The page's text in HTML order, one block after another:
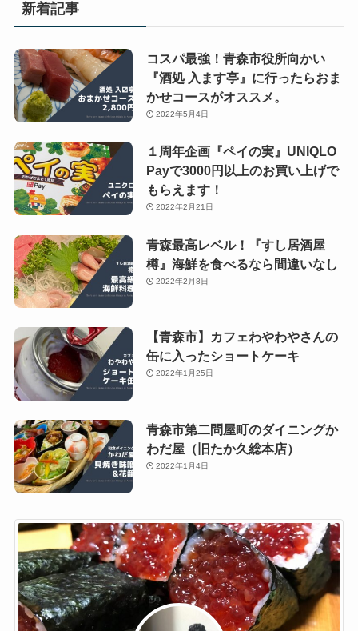
新着記事
コスパ最強！青森市役所向かい
『酒処 入ます亭』に行ったらおま
かせコースがオススメ。
2022年5月4日
１周年企画『ペイの実』UNIQLO
Payで3000円以上のお買い上げで
もらえます！
2022年2月21日
青森最高レベル！『すし居酒屋
樽』海鮮を食べるなら間違いなし
2022年2月8日
【青森市】カフェわやわやさんの
缶に入ったショートケーキ
2022年1月25日
青森市第二問屋町のダイニングか
わだ屋（旧たか久総本店）
2022年1月4日